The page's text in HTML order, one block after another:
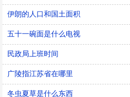
伊朗的人口和国土面积
五十一碗面是什么电视
民政局上班时间
广陵指江苏省在哪里
冬虫夏草是什么东西